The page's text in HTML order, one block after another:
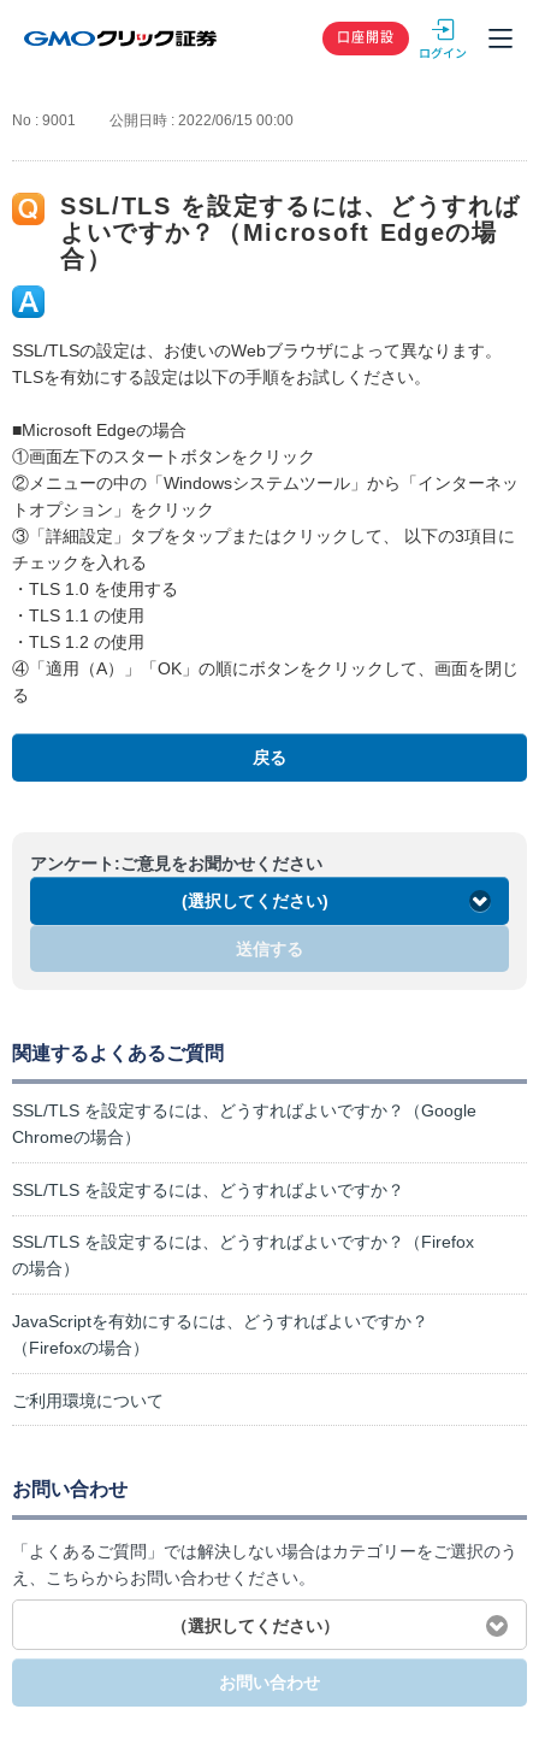
GMOクリック
口座開設
No : 9001 公開日時 : 2022/06/15 00:00
SSL/TLS を設定するには、どうすれば
よいですか？（Microsoft Edgeの場
合）
SSL/TLSの設定は、お使いのWebブラウザによって異なります。
TLSを有効にする設定は以下の手順をお試しください。
■Microsoft Edgeの場合
①画面左下のスタートボタンをクリック
②メニューの中の「Windowsシステムツール」から「インターネッ
トオプション」をクリック
③「詳細設定」タブをタップまたはクリックして、 以下の3項目に
チェックを入れる
・TLS 1.0 を使用する
・TLS 1.1 の使用
・TLS 1.2 の使用
④「適用（A）」「OK」の順にボタンをクリックして、画面を閉じ
る
戻る
アンケート:ご意見をお聞かせください
(選択してください)
送信する
関連するよくあるご質問
SSL/TLS を設定するには、どうすればよいですか？（Google
Chromeの場合）
SSL/TLS を設定するには、どうすればよいですか？
SSL/TLS を設定するには、どうすればよいですか？（Firefox
の場合）
JavaScriptを有効にするには、どうすればよいですか？
（Firefoxの場合）
ご利用環境について
お問い合わせ
「よくあるご質問」では解決しない場合はカテゴリーをご選択のう
え、こちらからお問い合わせください。
（選択してください）
お問い合わせ